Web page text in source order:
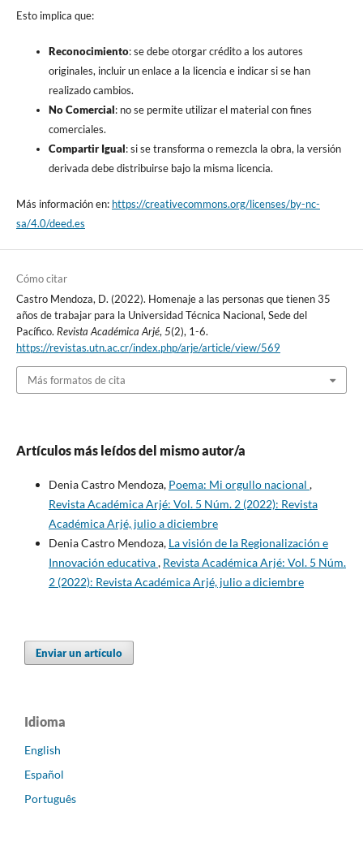
Esto implica que:
Reconocimiento: se debe otorgar crédito a los autores
originales, incluir un enlace a la licencia e indicar si se han
realizado cambios.
No Comercial: no se permite utilizar el material con fines
comerciales.
Compartir Igual: si se transforma o remezcla la obra, la versión
derivada debe distribuirse bajo la misma licencia.
Más información en: https://creativecommons.org/licenses/by-nc-
sa/4.0/deed.es
Cómo citar
Castro Mendoza, D. (2022). Homenaje a las personas que tienen 35
años de trabajar para la Universidad Técnica Nacional, Sede del
Pacífico. Revista Académica Arjé, 5(2), 1-6.
https://revistas.utn.ac.cr/index.php/arje/article/view/569
Más formatos de cita
Artículos más leídos del mismo autor/a
Denia Castro Mendoza, Poema: Mi orgullo nacional ,
Revista Académica Arjé: Vol. 5 Núm. 2 (2022): Revista
Académica Arjé, julio a diciembre
Denia Castro Mendoza, La visión de la Regionalización e
Innovación educativa, Revista Académica Arjé: Vol. 5 Núm.
2 (2022): Revista Académica Arjé, julio a diciembre
Enviar un artículo
Idioma
English
Español
Português